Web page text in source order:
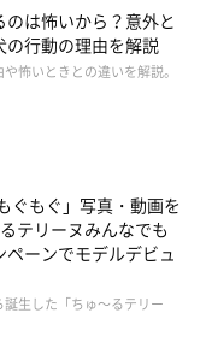
は怖いから？意外と
の行動の理由を解説
怖いときとの違いを解説。
ぐもぐ」写真・動画を
テリーヌみんなでも
ペーンでモデルデビュ
生した「ちゅ～るテリー